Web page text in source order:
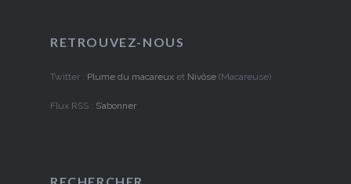
RETROUVEZ-NOUS
Twitter : Plume du macareuxet Nivôse (Macareuse)
Flux RSS : S’abonner